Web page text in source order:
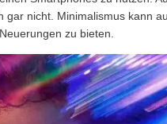
nicht. Minimalismus kann
zu bieten.